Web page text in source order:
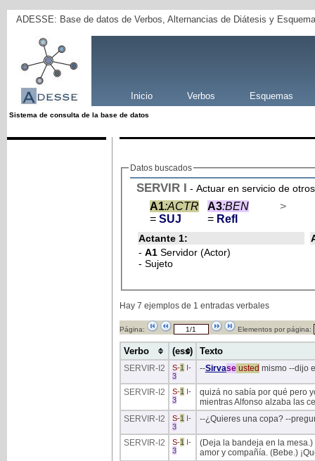
ADESSE: Base de datos de Verbos, Alternancias de Diátesis y
Inicio Verbos Esquemas
Sistema de consulta de la base de datos
Datos buscados
SERVIR I - Actuar en servicio de otros
A1:ACTR
= SUJ
A3:BEN
= Refl
>
Actante 1:
- A1Servidor (Actor)
- Sujeto
Hay 7 ejemplos de 1 entradas verbales
Página: Elementos por página:
Verbo (ess) Texto
SERVIR-I2 S-1
-
3
--Sirvaseusted mismo --dijo
SERVIR-I2 S-1
-
3
quizá no sabía por qué pero
mientras Alfonso alzaba las
SERVIR-I2 S-1
-
3
--¿Quieres una copa? --
SERVIR-I2 S-1
-
3
(Deja la bandeja en la
amor y compañía. (Bebe.)